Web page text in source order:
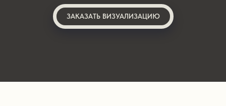
ЗАКАЗАТЬ ВИЗУАЛИЗАЦИЮ